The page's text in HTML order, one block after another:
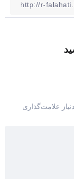
علامت‌گذاری